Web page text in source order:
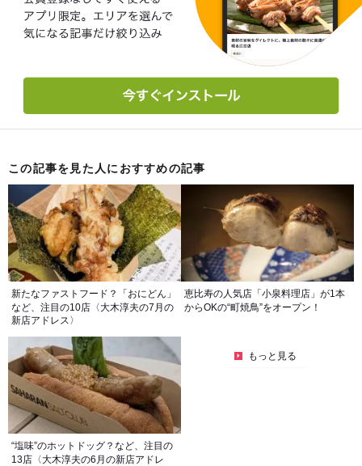
この記事を見た人におすすめの記事
新たなファストフード？「おにどん」
など、注目の10店〈大木淳夫の7月の
新店アドレス〉
恵比寿の人気店「小泉料理店」が1本
からOKの“町焼鳥”をオープン！
“塩味”のホットドッグ？など、注目の
13店〈大木淳夫の6月の新店アドレ
もっと見る